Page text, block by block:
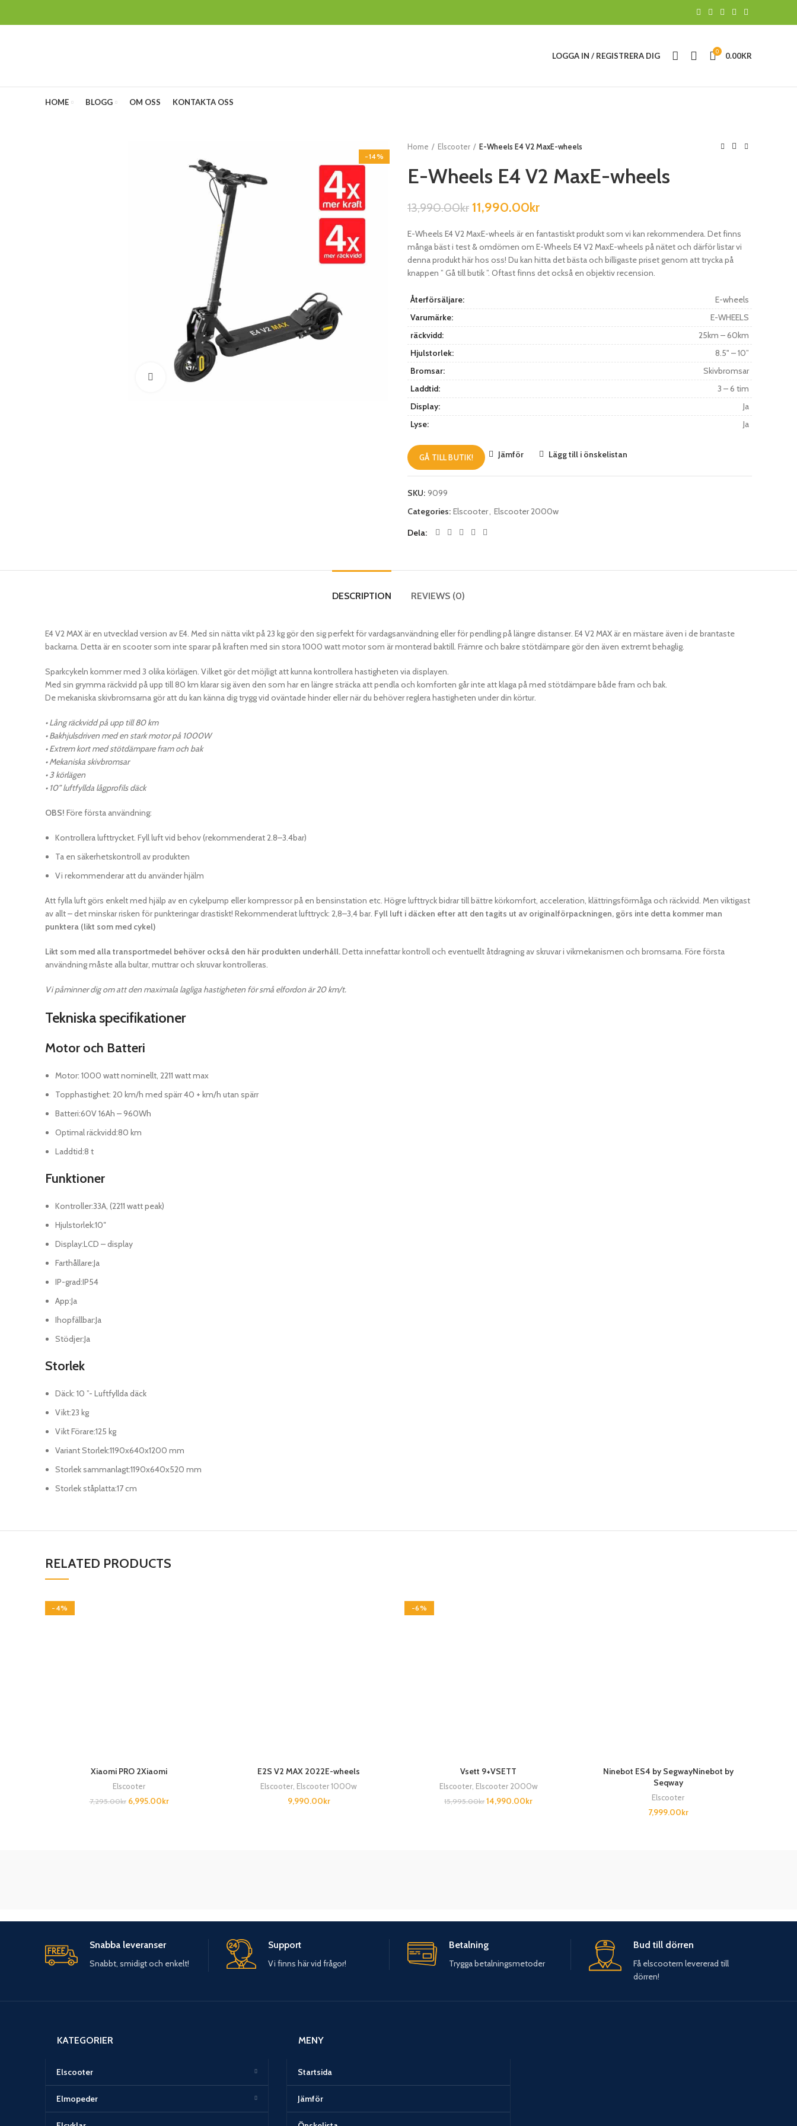
LOGGA IN / REGISTRERA DIG 0 0.00KR
HOME BLOGG OM OSS KONTAKTA OSS
-14%
Klicka för att förstora
Home Elscooter E-Wheels E4 V2 MaxE-wheels
E-Wheels E4 V2 MaxE-wheels
13,990.00kr 11,990.00kr
E-Wheels E4 V2 MaxE-wheels är en fantastiskt produkt som vi kan rekommendera. Det finns
många bäst i test & omdömen om E-Wheels E4 V2 MaxE-wheels på nätet och därför listar vi
denna produkt här hos oss! Du kan hitta det bästa och billigaste priset genom att trycka på
knappen ” Gå till butik ”. Oftast finns det också en objektiv recension.
Återförsäljare:
E-wheels
Varumärke:
E-WHEELS
räckvidd:
25km – 60km
Hjulstorlek:
8.5" – 10”
Bromsar:
Skivbromsar
Laddtid:
3 – 6 tim
Display:
Ja
Lyse:
Ja
GÅ TILL BUTIK! Jämför Lägg till i önskelistan
SKU: 9099
Categories: Elscooter, Elscooter 2000w
Dela
DESCRIPTION REVIEWS (0)
E4 V2 MAX är en utvecklad version av E4. Med sin nätta vikt på 23 kg gör den sig perfekt för vardagsanvändning eller för pendling på längre distanser. E4 V2 MAX är en mästare även i de brantaste
backarna. Detta är en scooter som inte sparar på kraften med sin stora 1000 watt motor som är monterad baktill. Främre och bakre stötdämpare gör den även extremt behaglig.
Sparkcykeln kommer med 3 olika körlägen. Vilket gör det möjligt att kunna kontrollera hastigheten via displayen.
Med sin grymma räckvidd på upp till 80 km klarar sig även den som har en längre sträcka att pendla och komforten går inte att klaga på med stötdämpare både fram och bak.
De mekaniska skivbromsarna gör att du kan känna dig trygg vid oväntade hinder eller när du behöver reglera hastigheten under din körtur.
• Lång räckvidd på upp till 80 km
• Bakhjulsdriven med en stark motor på 1000W
• Extrem kort med stötdämpare fram och bak
• Mekaniska skivbromsar
• 3 körlägen
• 10” luftfyllda lågprofils däck
OBS! Före första användning:
Kontrollera lufttrycket. Fyll luft vid behov (rekommenderat 2.8–3.4bar)
Ta en säkerhetskontroll av produkten
Vi rekommenderar att du använder hjälm
Att fylla luft görs enkelt med hjälp av en cykelpump eller kompressor på en bensinstation etc. Högre lufttryck bidrar till bättre körkomfort, acceleration, klättringsförmåga och räckvidd. Men viktigast
av allt – det minskar risken för punkteringar drastiskt! Rekommenderat lufttryck: 2,8–3,4 bar. Fyll luft i däcken efter att den tagits ut av originalförpackningen, görs inte detta kommer man
punktera (likt som med cykel)
Likt som med alla transportmedel behöver också den här produkten underhåll.Detta innefattar kontroll och eventuellt åtdragning av skruvar i vikmekanismen och bromsarna. Före första
användning måste alla bultar, muttrar och skruvar kontrolleras.
Vi påminner dig om att den maximala lagliga hastigheten för små elfordon är 20 km/t.
Tekniska specifikationer
Motor och Batteri
Motor: 1000 watt nominellt, 2211 watt max
Topphastighet: 20 km/h med spärr 40 + km/h utan spärr
Batteri:60V 16Ah – 960Wh
Optimal räckvidd:80 km
Laddtid:8 t
Funktioner
Kontroller:33A, (2211 watt peak)
Hjulstorlek:10″
Display:LCD – display
Farthållare:Ja
IP-grad:IP54
App:Ja
Ihopfällbar:Ja
Stödjer:Ja
Storlek
Däck: 10 ”- Luftfyllda däck
Vikt:23 kg
Vikt Förare:125 kg
Variant Storlek:1190x640x1200 mm
Storlek sammanlagt:1190x640x520 mm
Storlek ståplatta:17 cm
RELATED PRODUCTS
-4%
Xiaomi PRO 2Xiaomi
Elscooter
7,295.00kr 6,995.00kr
E2S V2 MAX 2022E-wheels
Elscooter Elscooter 1000w
9,990.00kr
-6%
Vsett 9+VSETT
Elscooter, Elscooter 2000w
15,995.00kr 14,990.00kr
Ninebot ES4 by SegwayNinebot by
Seqway
Elscooter
7,999.00kr
Snabba leveranser
Snabbt, smidigt och enkelt!
Support
Vi finns här vid frågor!
Betalning
Trygga betalningsmetoder
Bud till dörren
Få elscootern levererad till
dörren!
KATEGORIER
Elscooter
Elmopeder
MENY
Startsida
Jämför